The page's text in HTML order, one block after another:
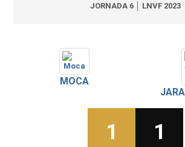
JORNADA 6 │ LNVF 2023
MOCA
1 1